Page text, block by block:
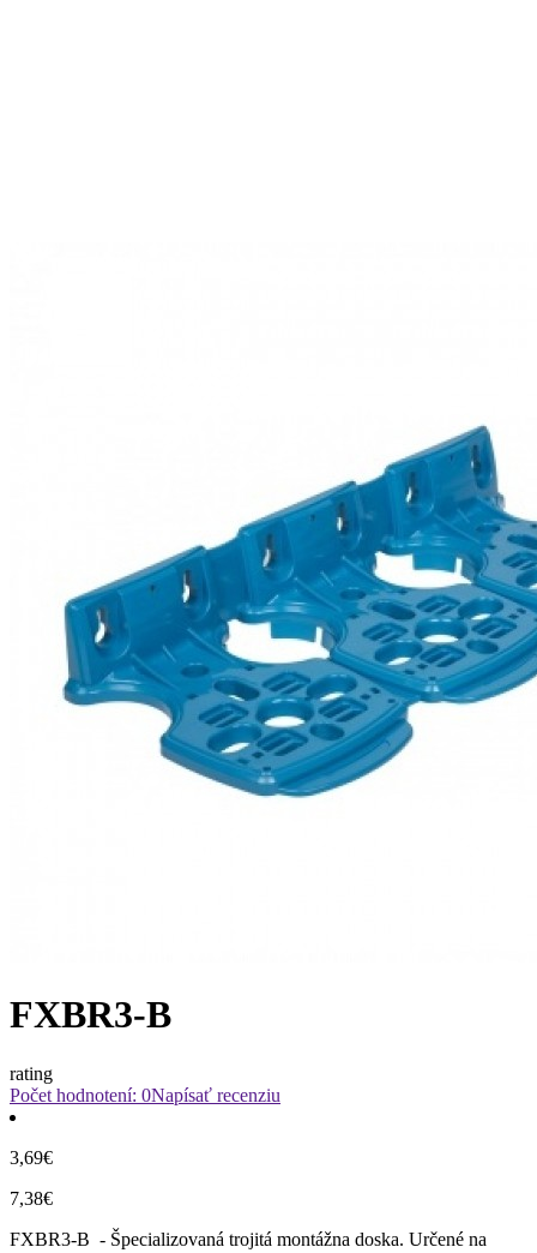
FXBR3-B
rating
Počet hodnotení: 0Napísať recenziu
3,69€
7,38€
FXBR3-B - Špecializovaná trojitá montážna doska. Určené na